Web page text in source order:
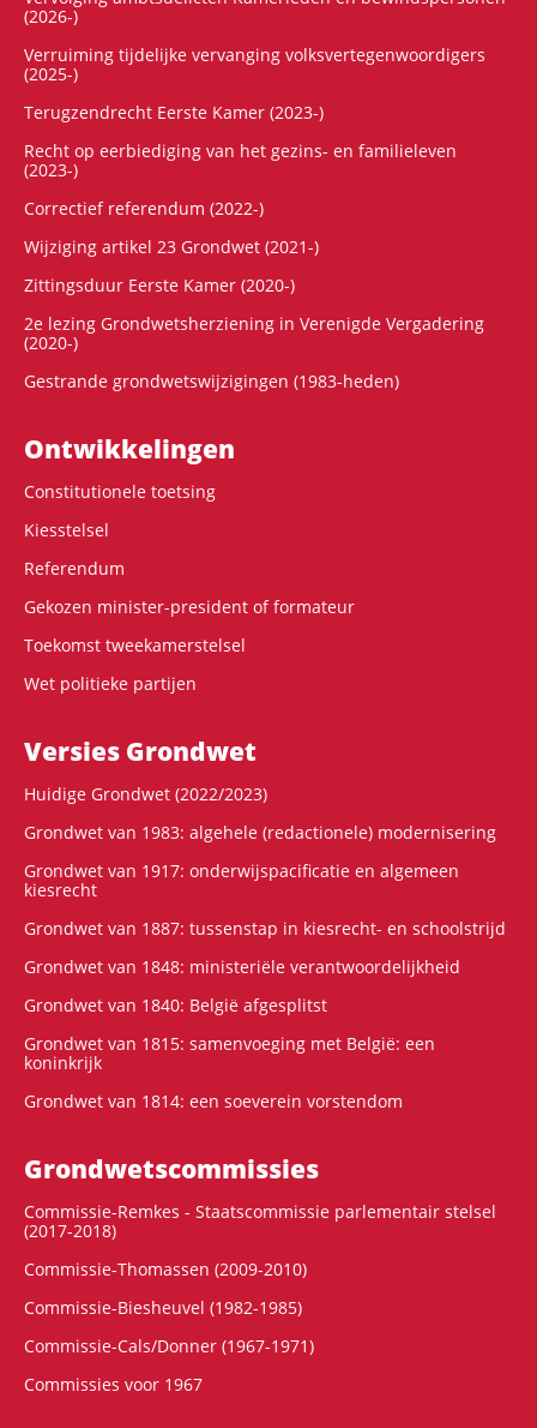
(2026-)
Verruiming tijdelijke vervanging volksvertegenwoordigers
(2025-)
Terugzendrecht Eerste Kamer (2023-)
Recht op eerbiediging van het gezins- en familieleven
(2023-)
Correctief referendum (2022-)
Wijziging artikel 23 Grondwet (2021-)
Zittingsduur Eerste Kamer (2020-)
2e lezing Grondwetsherziening in Verenigde Vergadering
(2020-)
Gestrande grondwetswijzigingen (1983-heden)
Ontwikke­lingen
Constitutionele toetsing
Kiesstelsel
Referendum
Gekozen minister-president of formateur
Toekomst tweekamerstelsel
Wet politieke partijen
Versies Grondwet
Huidige Grondwet (2022/2023)
Grondwet van 1983: algehele (redactionele) modernisering
Grondwet van 1917: onderwijspacificatie en algemeen
kiesrecht
Grondwet van 1887: tussenstap in kiesrecht- en schoolstrijd
Grondwet van 1848: ministeriële verantwoordelijkheid
Grondwet van 1840: België afgesplitst
Grondwet van 1815: samenvoeging met België: een
koninkrijk
Grondwet van 1814: een soeverein vorstendom
Grondwets­commissies
Commissie-Remkes - Staatscommissie parlementair stelsel
(2017-2018)
Commissie-Thomassen (2009-2010)
Commissie-Biesheuvel (1982-1985)
Commissie-Cals/Donner (1967-1971)
Commissies voor 1967